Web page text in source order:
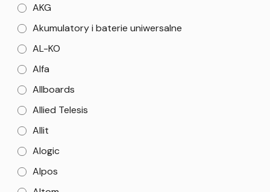
AKG
Akumulatory i baterie uniwersalne
AL-KO
Alfa
Allboards
Allied Telesis
Allit
Alogic
Alpos